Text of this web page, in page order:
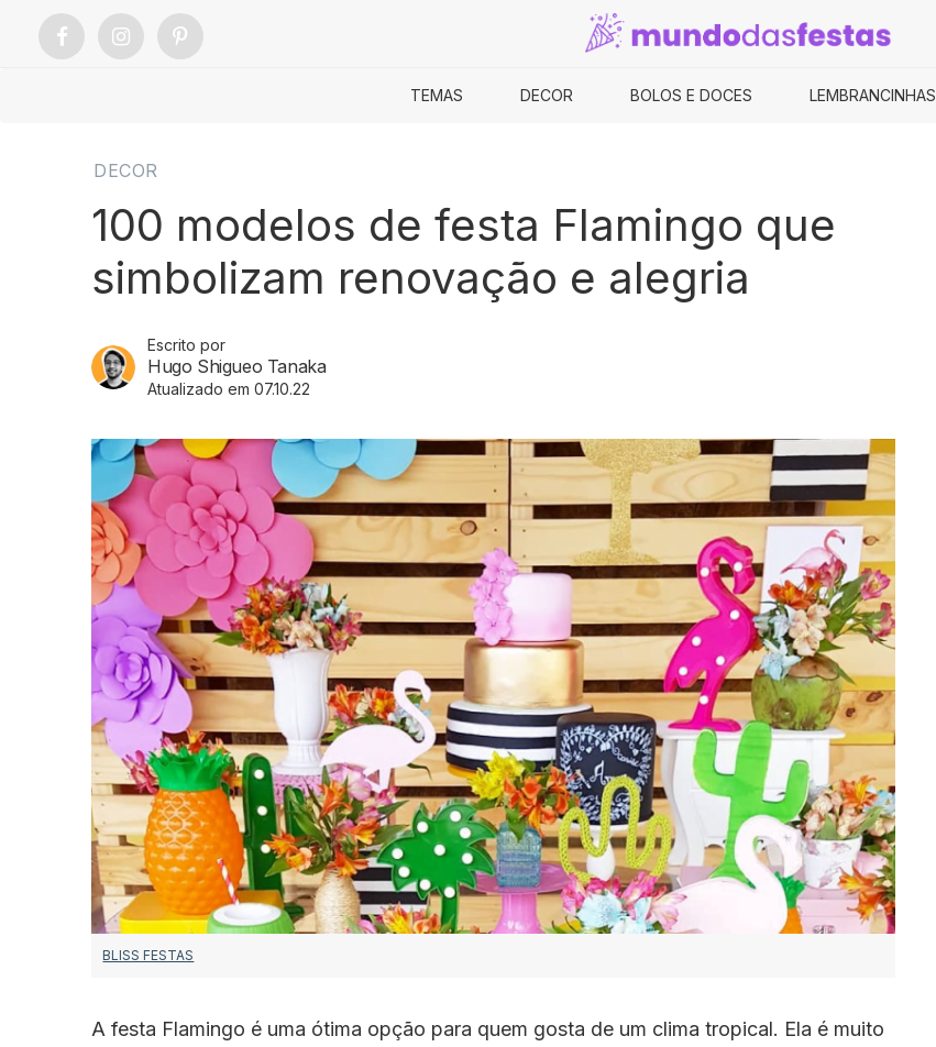
TEMAS DECOR BOLOS E DOCES LEMBRANCINHAS
DECOR
100 modelos de festa Flamingo que
simbolizam renovação e alegria
Escrito por
Hugo Shigueo Tanaka
Atualizado em 07.10.22
BLISS FESTAS
A festa Flamingo é uma ótima opção para quem gosta de um clima tropical. Ela é muito